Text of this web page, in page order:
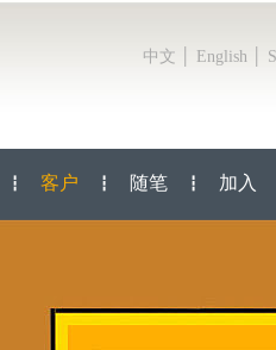
中文 English
┇ 客户 ┇ 随笔 ┇ 加入